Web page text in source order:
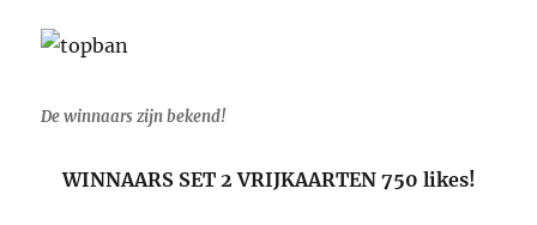
De winnaars zijn bekend!
WINNAARS SET 2 VRIJKAARTEN 750 likes!